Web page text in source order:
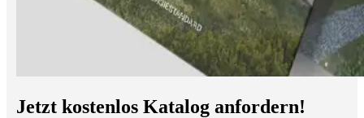
Jetzt kostenlos Katalog anfordern!